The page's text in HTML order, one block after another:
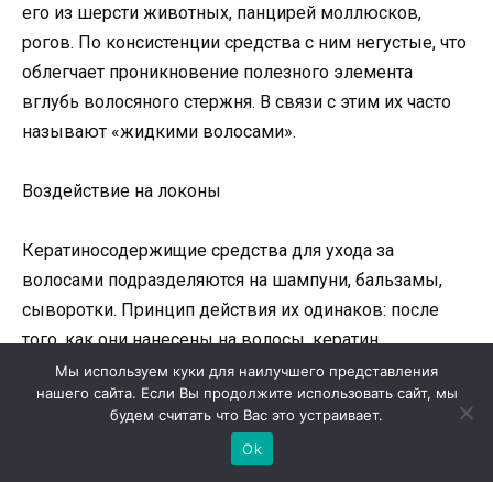
его из шерсти животных, панцирей моллюсков,
рогов. По консистенции средства с ним негустые, что
облегчает проникновение полезного элемента
вглубь волосяного стержня. В связи с этим их часто
называют «жидкими волосами».
Воздействие на локоны
Кератиносодержищие средства для ухода за
волосами подразделяются на шампуни, бальзамы,
сыворотки. Принцип действия их одинаков: после
того, как они нанесены на волосы, кератин
постепенно проникает вглубь волосяных столбов,
заполняет пустоты в нем, склеивает чешуйки.
Шампунь воздействует на волосы 5-10 минут,
бальзам и сыворотка – дольше. От этого зависит,
Мы используем куки для наилучшего представления
нашего сайта. Если Вы продолжите использовать сайт, мы
будем считать что Вас это устраивает.
Ok